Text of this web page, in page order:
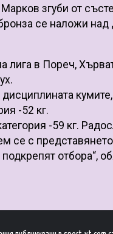
згуби от
се наложи над
лига в Пореч,
-52 кг.
-59 кг.
се с
отбора“,